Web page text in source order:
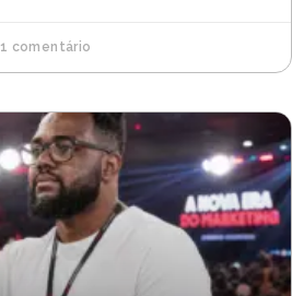
1 comentário